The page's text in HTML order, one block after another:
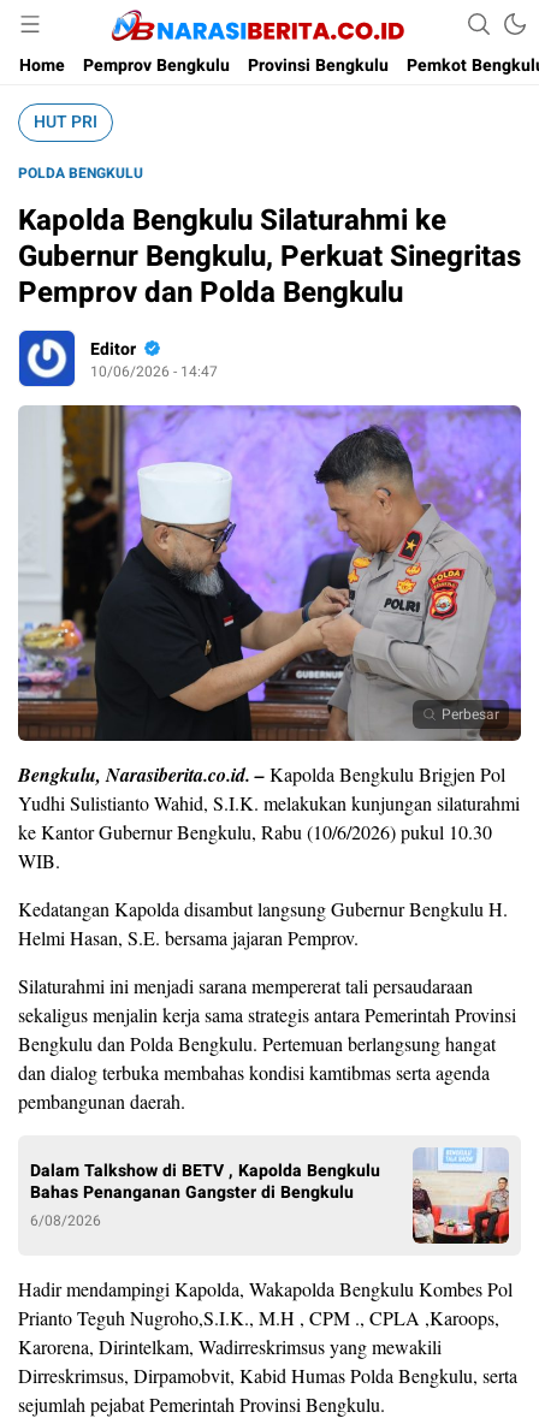
Narasi Berita
Home
Pemprov Bengkulu Provinsi Bengkulu Pemkot
HUT PRI
POLDA BENGKULU
Kapolda Bengkulu Silaturahmi ke
Gubernur Bengkulu, Perkuat Sinegritas
Pemprov dan Polda Bengkulu
Editor
10/06/2026 - 14:47
Perbesar
Bengkulu, Narasiberita.co.id. –Kapolda Bengkulu Brigjen Pol
Yudhi Sulistianto Wahid, S.I.K. melakukan kunjungan silaturahmi
ke Kantor Gubernur Bengkulu, Rabu (10/6/2026) pukul 10.30
WIB.
Kedatangan Kapolda disambut langsung Gubernur Bengkulu H.
Helmi Hasan, S.E. bersama jajaran Pemprov.
Silaturahmi ini menjadi sarana mempererat tali persaudaraan
sekaligus menjalin kerja sama strategis antara Pemerintah Provinsi
Bengkulu dan Polda Bengkulu. Pertemuan berlangsung hangat
dan dialog terbuka membahas kondisi kamtibmas serta agenda
pembangunan daerah.
Dalam Talkshow di BETV , Kapolda Bengkulu
Bahas Penanganan Gangster di Bengkulu
6/08/2026
Hadir mendampingi Kapolda, Wakapolda Bengkulu Kombes Pol
Prianto Teguh Nugroho,S.I.K., M.H , CPM ., CPLA ,Karoops,
Karorena, Dirintelkam, Wadirreskrimsus yang mewakili
Dirreskrimsus, Dirpamobvit, Kabid Humas Polda Bengkulu, serta
sejumlah pejabat Pemerintah Provinsi Bengkulu.